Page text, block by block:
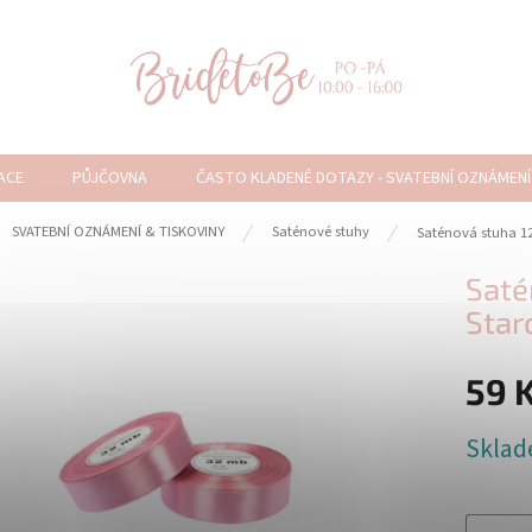
PŮJČOVNA ČASTO KLADENÉ DOTAZY - SVATEBNÍ OZNÁMENÍ
SVATEBNÍ OZNÁMENÍ & TISKOVINY Saténové stuhy Saténová stuha
59
cena: